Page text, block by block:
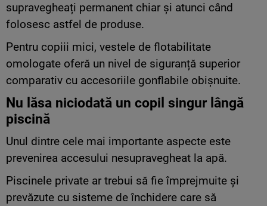
supravegheați permanent chiar și atunci când
folosesc astfel de produse.
Pentru copiii mici, vestele de flotabilitate
omologate oferă un nivel de siguranță superior
comparativ cu accesoriile gonflabile obișnuite.
Nu lăsa niciodată un copil singur lângă
piscină
Unul dintre cele mai importante aspecte este
prevenirea accesului nesupravegheat la apă.
Piscinele private ar trebui să fie împrejmuite și
prevăzute cu sisteme de închidere care să